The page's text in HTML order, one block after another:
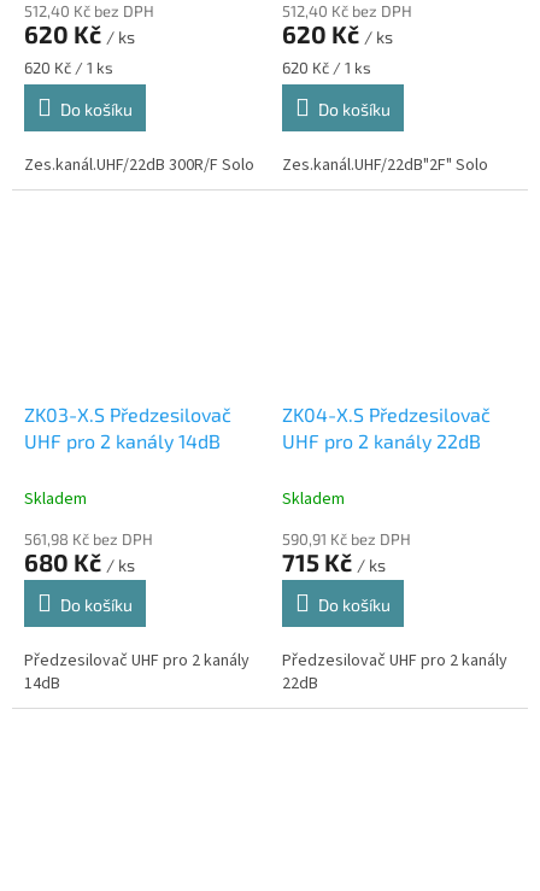
512,40 Kč bez DPH
620 Kč / ks
Měrná
cena:
620 Kč / 1 ks
Do košíku
Zes.kanál.UHF/22dB 300R/F Solo
512,40 Kč bez DPH
620 Kč / ks
Měrná
cena:
620 Kč / 1 ks
Do košíku
Zes.kanál.UHF/22dB"2F" Solo
ZK03-X.S Předzesilovač
UHF pro 2 kanály 14dB
Skladem
561,98 Kč bez DPH
680 Kč / ks
Do košíku
Předzesilovač UHF pro 2 kanály
14dB
ZK04-X.S Předzesilovač
UHF pro 2 kanály 22dB
Skladem
590,91 Kč bez DPH
715 Kč / ks
Do košíku
Předzesilovač UHF pro 2 kanály
22dB